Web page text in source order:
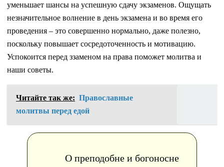
уменьшает шансы на успешную сдачу экзаменов. Ощущать
незначительное волнение в день экзамена и во время его
проведения – это совершенно нормально, даже полезно,
поскольку повышает сосредоточенность и мотивацию.
Успокоится перед ззаменом на права поможет молитва и
наши советы.
Читайте так же: Православные
молитвы перед едой
О преподобне и богоносне